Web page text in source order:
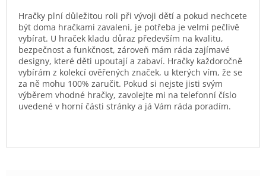
Hračky plní důležitou roli při vývoji dětí a pokud nechcete
být doma hračkami zavaleni, je potřeba je velmi pečlivě
vybírat. U hraček kladu důraz především na kvalitu,
bezpečnost a funkčnost, zároveň mám ráda zajímavé
designy, které děti upoutají a zabaví. Hračky každoročně
vybírám z kolekcí ověřených značek, u kterých vím, že se
za ně mohu 100% zaručit. Pokud si nejste jisti svým
výběrem vhodné hračky, zavolejte mi na telefonní číslo
uvedené v horní části stránky a já Vám ráda poradím.